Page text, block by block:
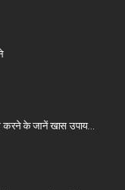
करने के जानें खास उपाय…